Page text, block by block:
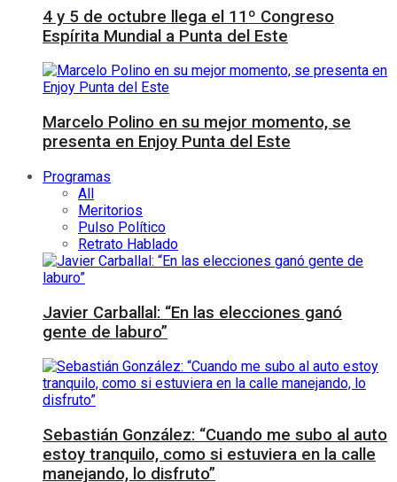
4 y 5 de octubre llega el 11º Congreso
Espírita Mundial a Punta del Este
Marcelo Polino en su mejor momento, se
presenta en Enjoy Punta del Este
Programas
All
Meritorios
Pulso Político
Retrato Hablado
Javier Carballal: “En las elecciones ganó
gente de laburo”
Sebastián González: “Cuando me subo al auto
estoy tranquilo, como si estuviera en la calle
manejando, lo disfruto”